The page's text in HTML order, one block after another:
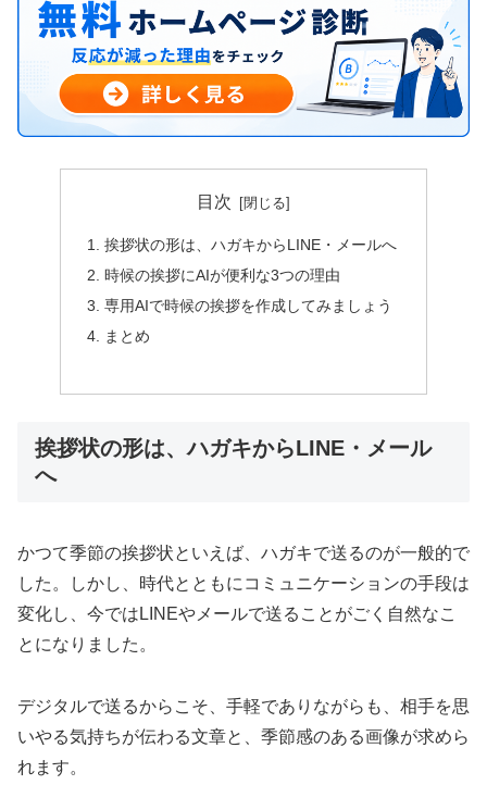
目次
挨拶状の形は、ハガキからLINE・メールへ
時候の挨拶にAIが便利な3つの理由
専用AIで時候の挨拶を作成してみましょう
まとめ
挨拶状の形は、ハガキからLINE・メール
へ
かつて季節の挨拶状といえば、ハガキで送るのが一般的で
した。しかし、時代とともにコミュニケーションの手段は
変化し、今ではLINEやメールで送ることがごく自然なこ
とになりました。
デジタルで送るからこそ、手軽でありながらも、相手を思
いやる気持ちが伝わる文章と、季節感のある画像が求めら
れます。